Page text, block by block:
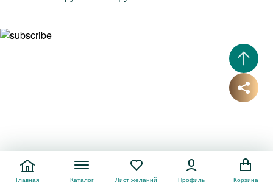
Главная Каталог Лист желаний Профиль Корзина